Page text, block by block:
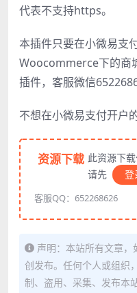
代表不支持https。
本插件只要在小微易支
Woocommerce下的商
插件，客服微信
不想在小微易支付开户
资源下载 此资源下
请先
登
客服QQ：652268626
声明：本站所有文章
创发布。任何个人或组织
制、盗用、采集、发布本